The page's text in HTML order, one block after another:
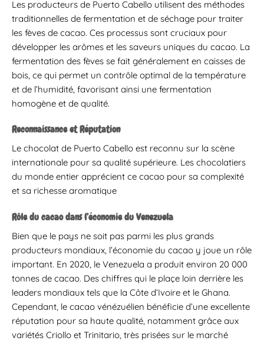
Les producteurs de Puerto Cabello utilisent des méthodes
traditionnelles de fermentation et de séchage pour traiter
les fèves de cacao. Ces processus sont cruciaux pour
développer les arômes et les saveurs uniques du cacao. La
fermentation des fèves se fait généralement en caisses de
bois, ce qui permet un contrôle optimal de la température
et de l’humidité, favorisant ainsi une fermentation
homogène et de qualité.
Reconnaissance et Réputation
Le chocolat de Puerto Cabello est reconnu sur la scène
internationale pour sa qualité supérieure. Les chocolatiers
du monde entier apprécient ce cacao pour sa complexité
et sa richesse aromatique
Rôle du cacao dans l’économie du Venezuela
Bien que le pays ne soit pas parmi les plus grands
producteurs mondiaux, l’économie du cacao y joue un rôle
important. En 2020, le Venezuela a produit environ 20 000
tonnes de cacao. Des chiffres qui le plaçe loin derrière les
leaders mondiaux tels que la Côte d’Ivoire et le Ghana.
Cependant, le cacao vénézuélien bénéficie d’une excellente
réputation pour sa haute qualité, notamment grâce aux
variétés Criollo et Trinitario, très prisées sur le marché